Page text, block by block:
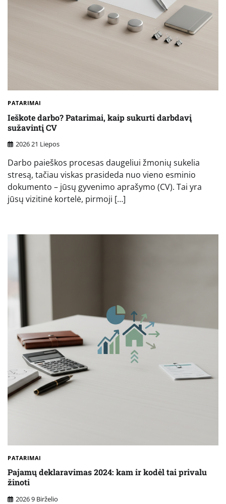
PATARIMAI
Ieškote darbo? Patarimai, kaip sukurti darbdavį
sužavintį CV
2026 21 Liepos
Darbo paieškos procesas daugeliui žmonių sukelia
stresą, tačiau viskas prasideda nuo vieno esminio
dokumento – jūsų gyvenimo aprašymo (CV). Tai yra
jūsų vizitinė kortelė, pirmoji […]
PATARIMAI
Pajamų deklaravimas 2024: kam ir kodėl tai privalu
žinoti
2026 9 Birželio